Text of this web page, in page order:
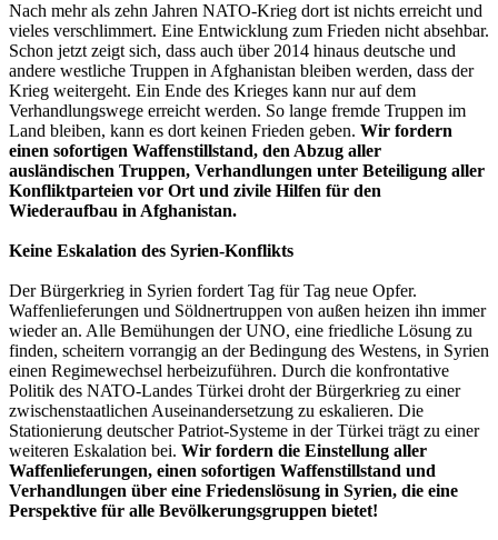
Nach mehr als zehn Jahren NATO-Krieg dort ist nichts erreicht und
vieles verschlimmert. Eine Entwicklung zum Frieden nicht absehbar.
Schon jetzt zeigt sich, dass auch über 2014 hinaus deutsche und
andere westliche Truppen in Afghanistan bleiben werden, dass der
Krieg weitergeht. Ein Ende des Krieges kann nur auf dem
Verhandlungswege erreicht werden. So lange fremde Truppen im
Land bleiben, kann es dort keinen Frieden geben. Wir fordern
einen sofortigen Waffenstillstand, den Abzug aller
ausländischen Truppen, Verhandlungen unter Beteiligung aller
Konfliktparteien vor Ort und zivile Hilfen für den
Wiederaufbau in Afghanistan.
Keine Eskalation des Syrien-Konflikts
Der Bürgerkrieg in Syrien fordert Tag für Tag neue Opfer.
Waffenlieferungen und Söldnertruppen von außen heizen ihn immer
wieder an. Alle Bemühungen der UNO, eine friedliche Lösung zu
finden, scheitern vorrangig an der Bedingung des Westens, in Syrien
einen Regimewechsel herbeizuführen. Durch die konfrontative
Politik des NATO-Landes Türkei droht der Bürgerkrieg zu einer
zwischenstaatlichen Auseinandersetzung zu eskalieren. Die
Stationierung deutscher Patriot-Systeme in der Türkei trägt zu einer
weiteren Eskalation bei. Wir fordern die Einstellung aller
Waffenlieferungen, einen sofortigen Waffenstillstand und
Verhandlungen über eine Friedenslösung in Syrien, die eine
Perspektive für alle Bevölkerungsgruppen bietet!